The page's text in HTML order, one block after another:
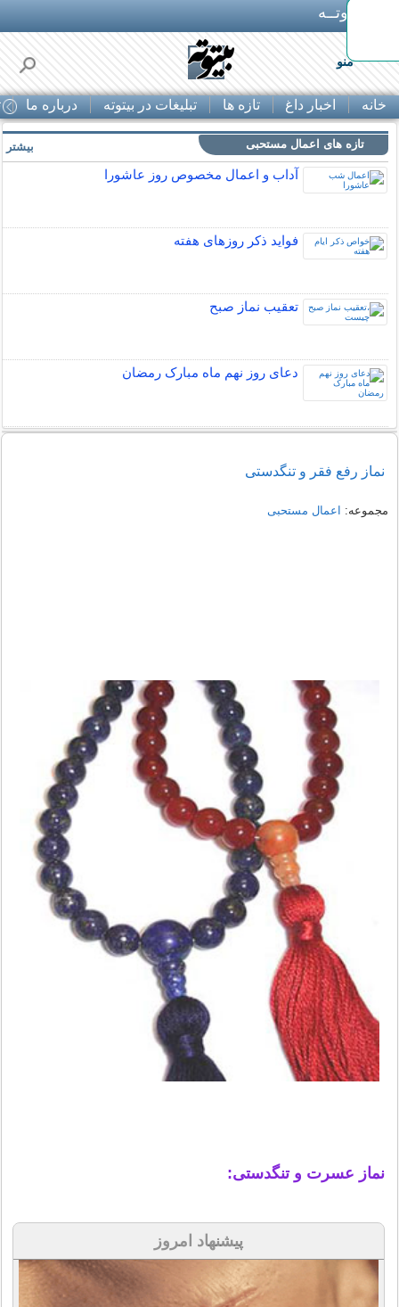
بـیتوتــه
منو
خانه اخبار داغ تازه ها تبلیغات در بیتوته درباره ما
تازه های اعمال مستحبی
آداب و اعمال مخصوص روز عاشورا
فواید ذکر روزهای هفته
تعقیب نماز صبح
دعای روز نهم ماه مبارک رمضان
بیشتر
نماز رفع فقر و تنگدستی
مجموعه: اعمال مستحبی
نماز عسرت و تنگدستی:
پیشنهاد امروز